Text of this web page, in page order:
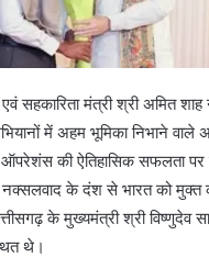
सहकारिता मंत्री श्री अमित
में अहम भूमिका निभाने
की ऐतिहासिक सफलता पर
नक्सलवाद के दंश से भारत को
के मुख्यमंत्री श्री विष्णुदेव
थे।